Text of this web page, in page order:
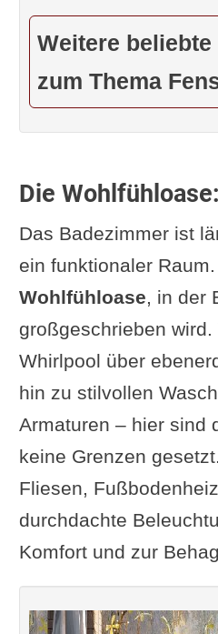
Weitere
zum Thema
Die
Das Badezimmer ist
ein funktionaler
Wohlfühloase, in der
großgeschrieben
Whirlpool über
hin zu stilvollen
Armaturen – hier sind
keine Grenzen
Fliesen,
durchdachte
Komfort und zur